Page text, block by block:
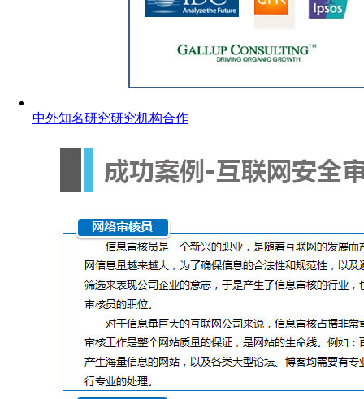
中外知名研究研究机构合作